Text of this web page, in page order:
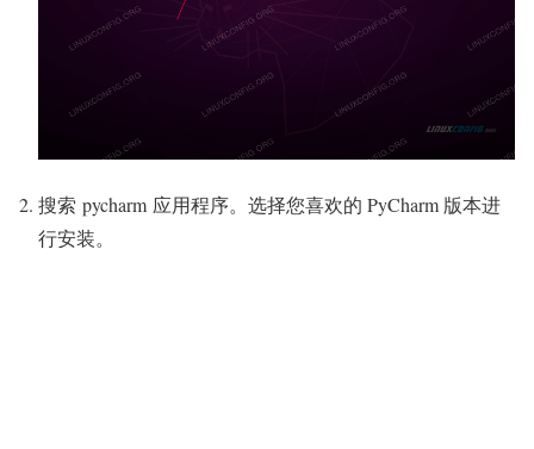
搜索 pycharm 应用程序。选择您喜欢的 PyCharm 版本进
行安装。